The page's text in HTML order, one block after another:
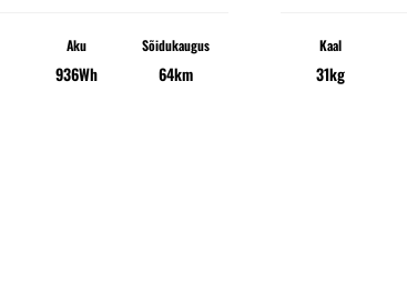
€999.00.€829.00.
Aku
936Wh
Sõidukaugus
64km
Kaal
31kg